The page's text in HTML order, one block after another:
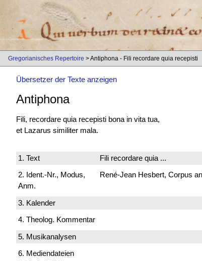
Gregorianisches Repertoire > Antiphona - Fili recordare quia recepisti
Übersetzer der Texte anzeigen
Antiphona
Fili, recordare quia recepisti bona in vita tua,
et Lazarus similiter mala.
1. Text Fili recordare quia ...
2. Ident.-Nr., Modus,
Anm.
René-Jean Hesbert, Corpus
3. Kalender
4. Theolog. Kommentar
5. Musikanalysen
6. Mediendateien